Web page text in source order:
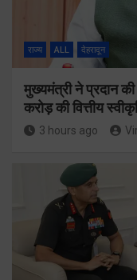
राज्य ALL देहरादून
मुख्यमंत्री ने प्रदान
करोड़ की वित्तीय
3 hours ago